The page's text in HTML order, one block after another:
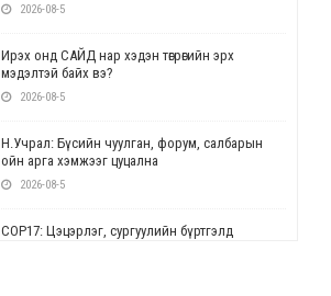
2026-08-5
Ирэх онд САЙД нар хэдэн төгрөгийн эрх
мэдэлтэй байх вэ?
2026-08-5
Н.Учрал: Бүсийн чуулган, форум, салбарын
ойн арга хэмжээг цуцална
2026-08-5
СОР17: Цэцэрлэг, сургуулийн бүртгэлд